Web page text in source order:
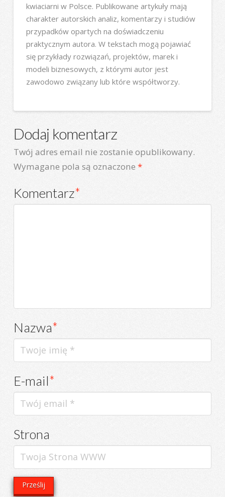
kwiaciarni w Polsce. Publikowane artykuły mają
charakter autorskich analiz, komentarzy i studiów
przypadków opartych na doświadczeniu
praktycznym autora. W tekstach mogą pojawiać
się przykłady rozwiązań, projektów, marek i
modeli biznesowych, z którymi autor jest
zawodowo związany lub które współtworzy.
Dodaj komentarz
Twój adres email nie zostanie opublikowany.
Wymagane pola są oznaczone *
Komentarz*
Nazwa*
E-mail*
Strona